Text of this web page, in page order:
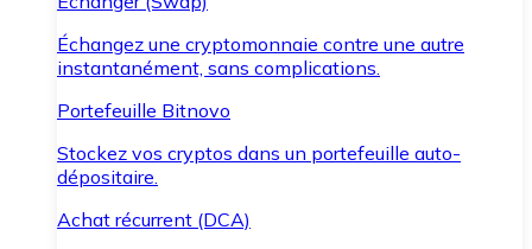
Échangez une cryptomonnaie contre une autre
instantanément, sans complications.
Portefeuille Bitnovo
Stockez vos cryptos dans un portefeuille auto-
dépositaire.
Achat récurrent (DCA)